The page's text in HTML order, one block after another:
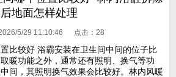
后地面怎样处理
5/29 11:10:46 点击： 28
比较好 浴霸安装在卫生间中间的位子比
暖功能之外，通常还有照明、换气等功
间，其照明换气效果会比较好。林内风暖